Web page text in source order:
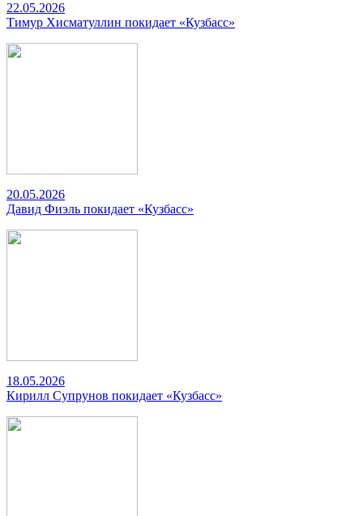
22.05.2026
Тимур Хисматуллин покидает «Кузбасс»
20.05.2026
Давид Фиэль покидает «Кузбасс»
18.05.2026
Кирилл Супрунов покидает «Кузбасс»